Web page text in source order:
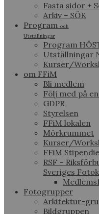
Fasta sidor +
Arkiv – SÖK
Program och
Utställningar
Program
Utställningar
Kurser/
om FFiM
Bli medlem
Följ med på
GDPR
Styrelsen
FFiM lokalen
Mörkrummet
Kurser/
FFiM
RSF –
Sveriges
Fotogrupper
Arkitektur-
Bildgruppen